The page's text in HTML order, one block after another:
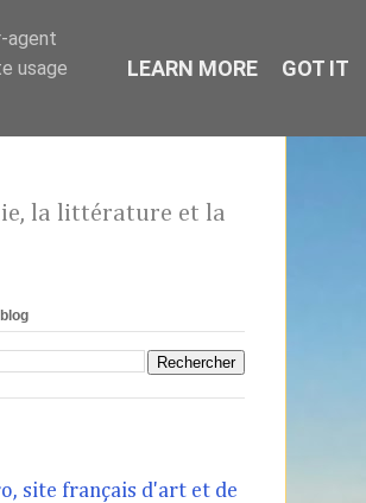
la littérature et la
site français d'art et de
agent
usage
LEARN MORE GOT IT